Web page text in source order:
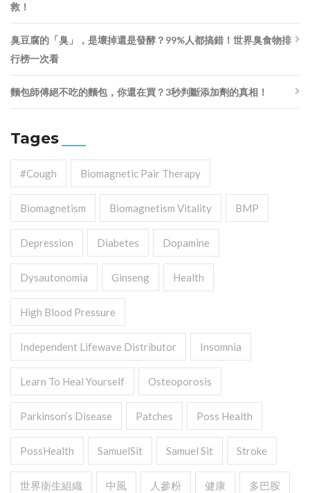
救！
臭豆腐的「臭」，是壞掉還是發酵？99%人都搞錯！世界臭食物排
行榜一次看
麵包師傅絕不吃的麵包，你還在買？3秒判斷添加劑的真相！
Tages
#cough Biomagnetic Pair Therapy
Biomagnetism Biomagnetism Vitality BMP
Depression Diabetes Dopamine
Dysautonomia Ginseng Health
High Blood Pressure
Independent Lifewave Distributor Insomnia
Learn To Heal Yourself Osteoporosis
Parkinson’s Disease Patches Poss Health
PossHealth SamuelSit Samuel Sit Stroke
世界衛生組織 中風 人參粉 健康 多巴胺